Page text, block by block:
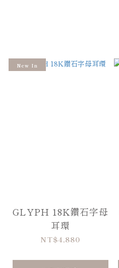
New In
GLYPH 18K鑽石字母
耳環
NT$4,880